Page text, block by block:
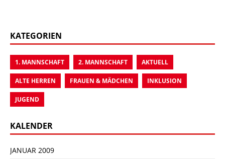
KATEGORIEN
1. MANNSCHAFT 2. MANNSCHAFT AKTUELL
ALTE HERREN FRAUEN & MÄDCHEN INKLUSION
JUGEND
KALENDER
JANUAR 2009